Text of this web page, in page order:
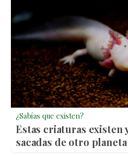
¿Sabías que existen?
Estas criaturas existen
sacadas de otro planeta